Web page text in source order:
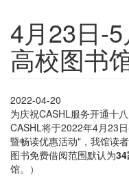
4月23日-
高校图书
2022-04-20
为庆祝CASHL服务开通十
CASHL将于2022年4月23
暨畅读优惠活动"，我馆读
图书免费借阅范围默认为
馆。）